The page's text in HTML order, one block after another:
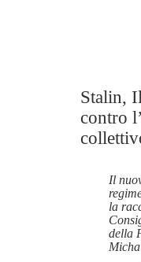
Stalin,
contro
Il
la
della